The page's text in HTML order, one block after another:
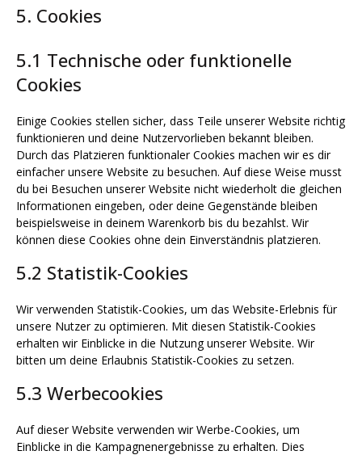
5. Cookies
5.1 Technische oder funktionelle
Cookies
Einige Cookies stellen sicher, dass Teile unserer Website richtig
funktionieren und deine Nutzervorlieben bekannt bleiben.
Durch das Platzieren funktionaler Cookies machen wir es dir
einfacher unsere Website zu besuchen. Auf diese Weise musst
du bei Besuchen unserer Website nicht wiederholt die gleichen
Informationen eingeben, oder deine Gegenstände bleiben
beispielsweise in deinem Warenkorb bis du bezahlst. Wir
können diese Cookies ohne dein Einverständnis platzieren.
5.2 Statistik-Cookies
Wir verwenden Statistik-Cookies, um das Website-Erlebnis für
unsere Nutzer zu optimieren. Mit diesen Statistik-Cookies
erhalten wir Einblicke in die Nutzung unserer Website. Wir
bitten um deine Erlaubnis Statistik-Cookies zu setzen.
5.3 Werbecookies
Auf dieser Website verwenden wir Werbe-Cookies, um
Einblicke in die Kampagnenergebnisse zu erhalten. Dies